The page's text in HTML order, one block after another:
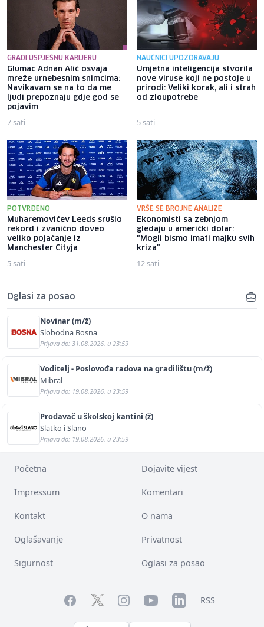
GRADI USPJEŠNU KARIJERU
Glumac Adnan Alić osvaja
mreže urnebesnim snimcima:
Navikavam se na to da me
ljudi prepoznaju gdje god se
pojavim
7 sati
NAUČNICI UPOZORAVAJU
Umjetna inteligencija stvorila
nove viruse koji ne postoje u
prirodi: Veliki korak, ali i strah
od zloupotrebe
5 sati
POTVRĐENO
Muharemovićev Leeds srušio
rekord i zvanično doveo
veliko pojačanje iz
Manchester Cityja
5 sati
VRŠE SE BROJNE ANALIZE
Ekonomisti sa zebnjom
gledaju u američki dolar:
"Mogli bismo imati majku svih
kriza"
12 sati
Oglasi za posao
Novinar (m/ž)
Slobodna Bosna
Prijava do: 31.08.2026. u 23:59
Voditelj - Poslovođa radova na gradilištu (m/ž)
Mibral
Prijava do: 19.08.2026. u 23:59
Prodavač u školskoj kantini (ž)
Slatko i Slano
Prijava do: 19.08.2026. u 23:59
Početna Dojavite vijest
Impressum Komentari
Kontakt O nama
Oglašavanje Privatnost
Sigurnost Oglasi za posao
FacebookTwitterInstagramYouTubeLinkedInRSS